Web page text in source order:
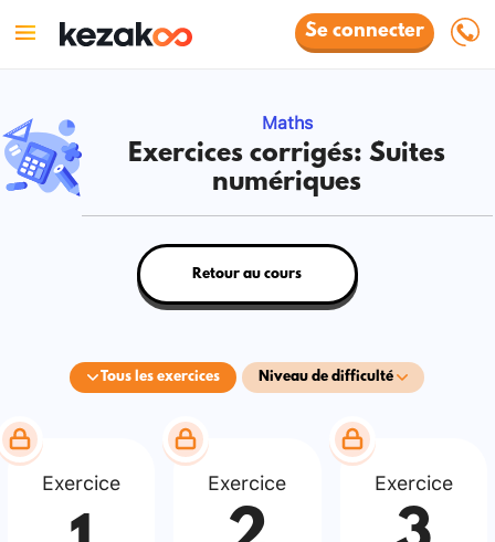
Se connecter
Maths
Exercices corrigés: Suites
numériques
Tous les exercices Niveau de difficulté
Retour au cours
Exercice Exercice Exercice